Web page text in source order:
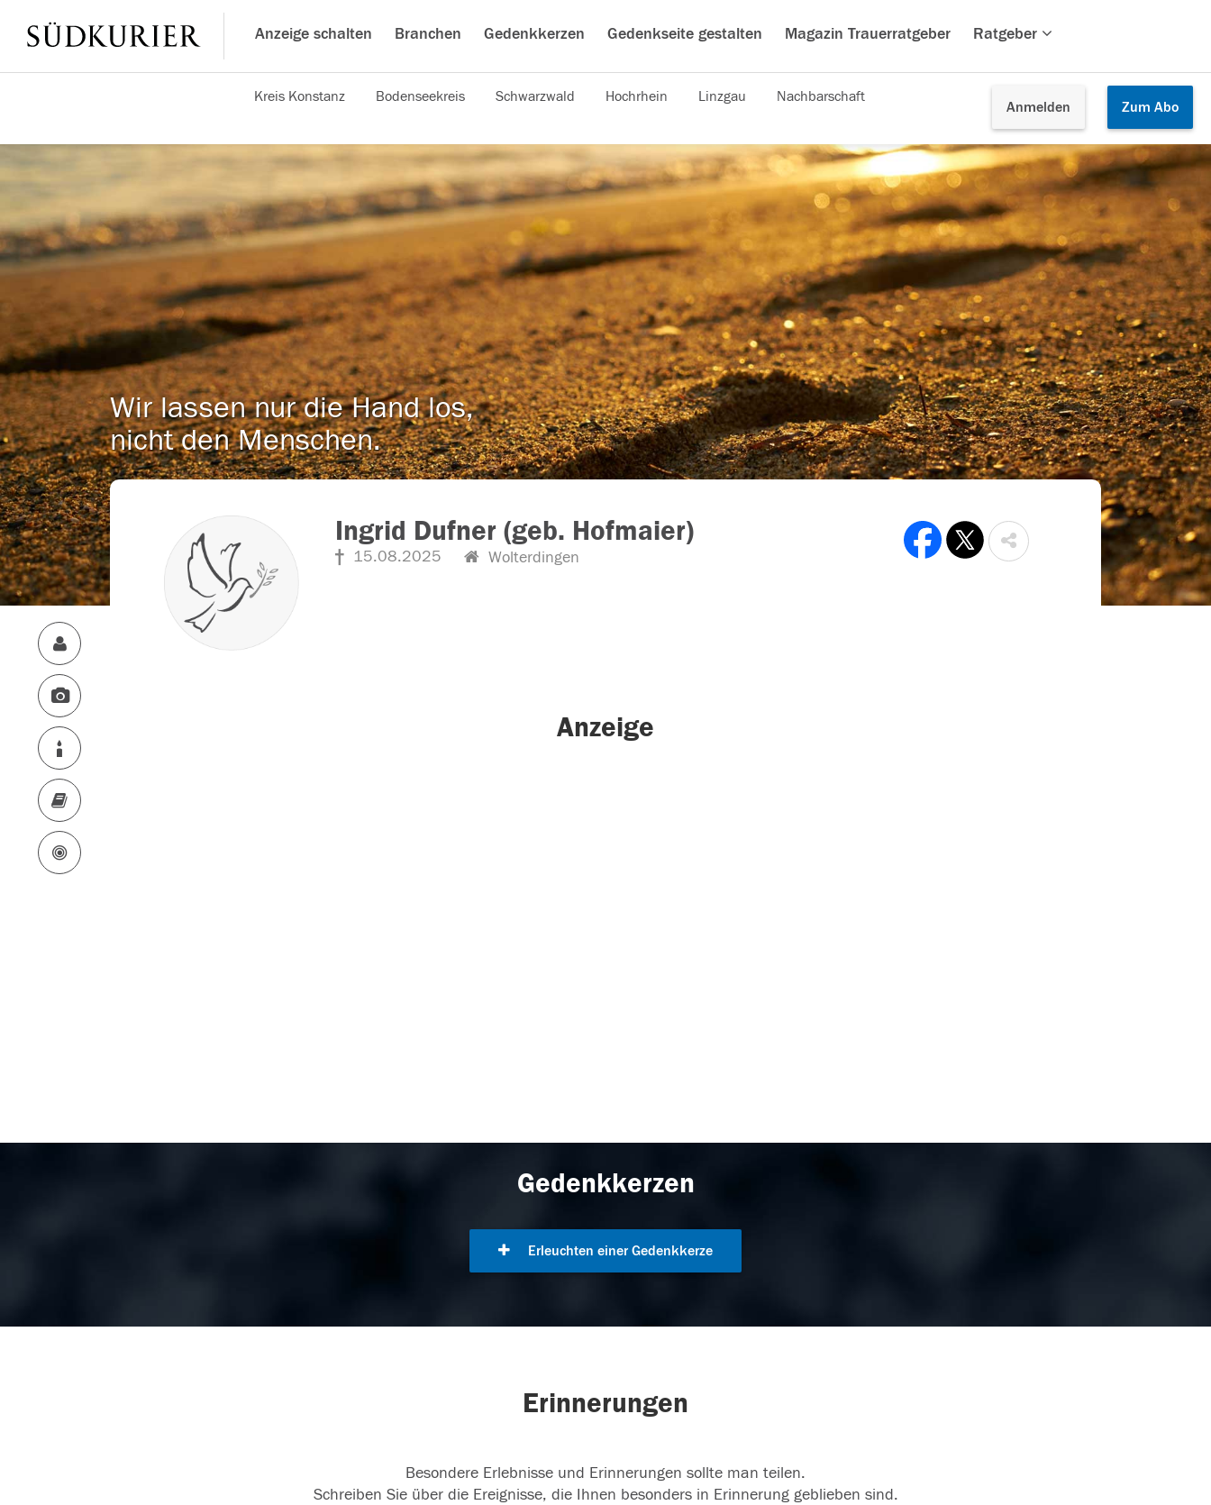
Anzeige schalten Branchen Gedenkkerzen Gedenkseite gestalten Magazin Trauerratgeber Ratgeber
Anmelden Zum Abo
Kreis Konstanz Bodenseekreis Schwarzwald Hochrhein Linzgau Nachbarschaft
Wir lassen nur die Hand los,
nicht den Menschen.
Ingrid Dufner (geb. Hofmaier)
15.08.2025 Wolterdingen
Anzeige
Gedenkkerzen
Erleuchten einer Gedenkkerze
Erinnerungen
Besondere Erlebnisse und Erinnerungen sollte man teilen.
Schreiben Sie über die Ereignisse, die Ihnen besonders in Erinnerung geblieben sind.